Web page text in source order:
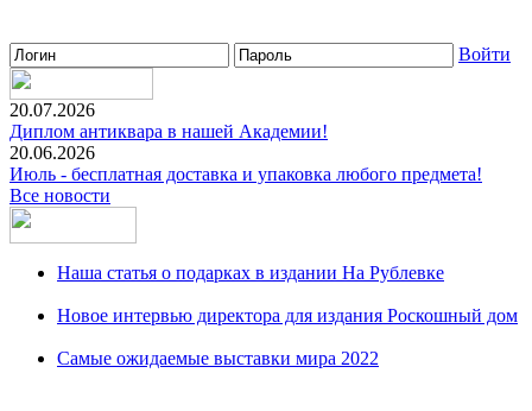
Войти
20.07.2026
Диплом антиквара в нашей Академии!
20.06.2026
Июль - бесплатная доставка и упаковка любого предмета!
Все новости
Наша статья о подарках в издании На Рублевке
Новое интервью директора для издания Роскошный дом
Самые ожидаемые выставки мира 2022